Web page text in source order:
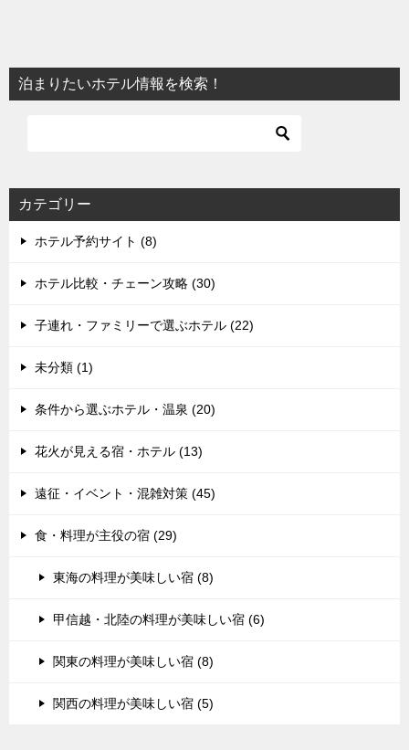
泊まりたいホテル情報を検索！
カテゴリー
ホテル予約サイト (8)
ホテル比較・チェーン攻略 (30)
子連れ・ファミリーで選ぶホテル (22)
未分類 (1)
条件から選ぶホテル・温泉 (20)
花火が見える宿・ホテル (13)
遠征・イベント・混雑対策 (45)
食・料理が主役の宿 (29)
東海の料理が美味しい宿 (8)
甲信越・北陸の料理が美味しい宿 (6)
関東の料理が美味しい宿 (8)
関西の料理が美味しい宿 (5)